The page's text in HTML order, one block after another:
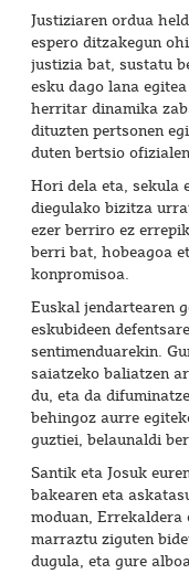
Justiziaren ordua
espero ditzakegun
justizia bat, sustatu
esku dago lana
herritar dinamika
dituzten pertsonen
duten bertsio
Hori dela eta, sekula
diegulako bizitza
ezer berriro ez
berri bat, hobeagoa
konpromisoa.
Euskal jendartearen
eskubideen
sentimenduarekin.
saiatzeko baliatzen
du, eta da
behingoz aurre
guztiei, belaunaldi
Santik eta Josuk
bakearen eta
moduan,
marraztu ziguten
dugula, eta gure